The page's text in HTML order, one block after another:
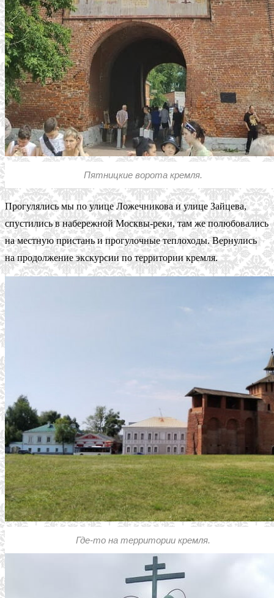
Пятницкие ворота кремля.
Прогулялись мы по улице Ложечникова и улице Зайцева,
спустились в набережной Москвы-реки, там же полюбовались
на местную пристань и прогулочные теплоходы. Вернулись
на продолжение экскурсии по территории кремля.
Где-то на территории кремля.